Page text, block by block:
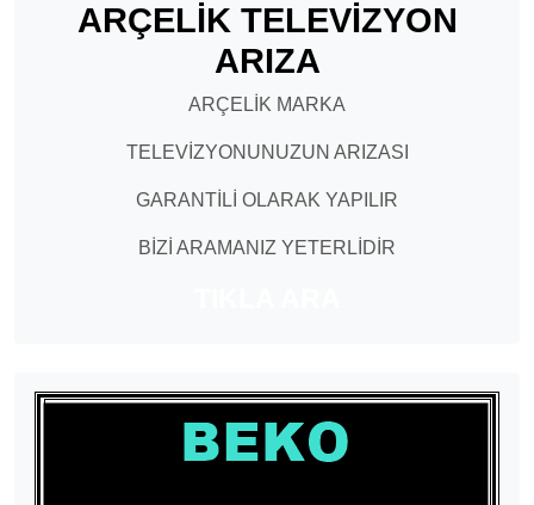
ARÇELİK TELEVİZYON
ARIZA
ARÇELİK MARKA
TELEVİZYONUNUZUN ARIZASI
GARANTİLİ OLARAK YAPILIR
BİZİ ARAMANIZ YETERLİDİR